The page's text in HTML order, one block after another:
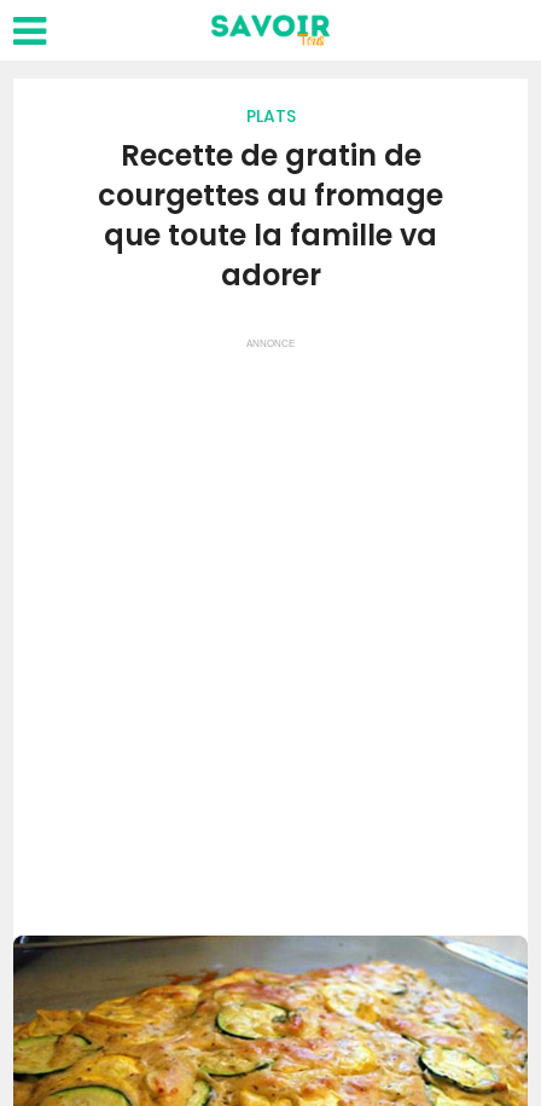
PLATS
Recette de gratin de
courgettes au fromage
que toute la famille va
adorer
ANNONCE